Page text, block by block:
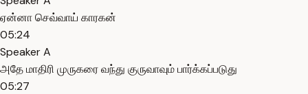
ஏன்னா செவ்வாய் காரகன்
05:24
Speaker A
அதே மாதிரி முருகரை வந்து குருவாவும் பார்க்கப்படுது
05:27